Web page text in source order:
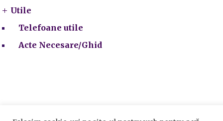
Utile
Telefoane utile
Acte Necesare/Ghid